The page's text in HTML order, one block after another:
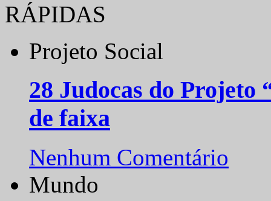
RÁPIDAS
Projeto Social
28 Judocas do
de faixa
Nenhum Comentário
Mundo